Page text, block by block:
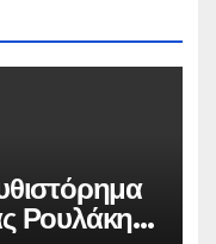
Ρουλάκη